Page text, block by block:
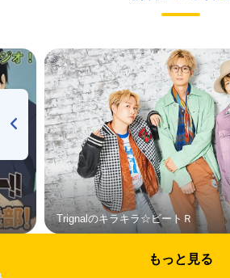
Trignalのキラキラ☆ビートＲ
もっと見る